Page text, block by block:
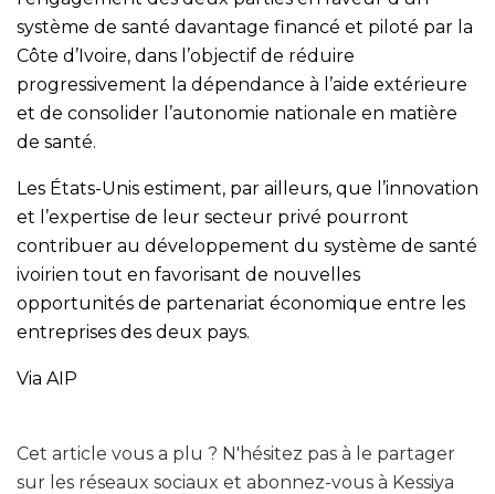
système de santé davantage financé et piloté par la
Côte d’Ivoire, dans l’objectif de réduire
progressivement la dépendance à l’aide extérieure
et de consolider l’autonomie nationale en matière
de santé.
Les États-Unis estiment, par ailleurs, que l’innovation
et l’expertise de leur secteur privé pourront
contribuer au développement du système de santé
ivoirien tout en favorisant de nouvelles
opportunités de partenariat économique entre les
entreprises des deux pays.
Via AIP
Cet article vous a plu ? N'hésitez pas à le partager
sur les réseaux sociaux et abonnez-vous à Kessiya